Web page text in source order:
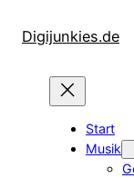
InhaltDigijunkies.de
Start
Musik